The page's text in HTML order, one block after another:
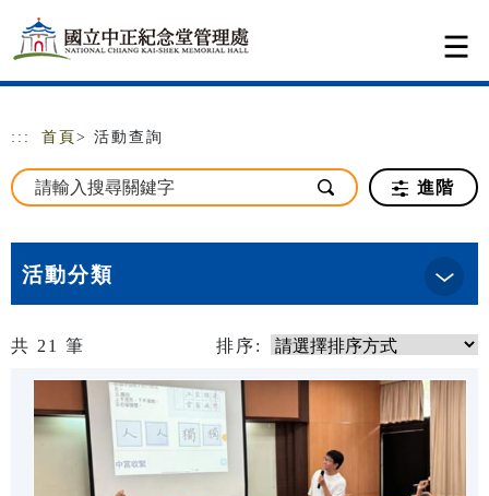
跳到主要內容
網站導覽
::: 首頁 > 活動查詢
進階
活動分類
共 21 筆 排序: